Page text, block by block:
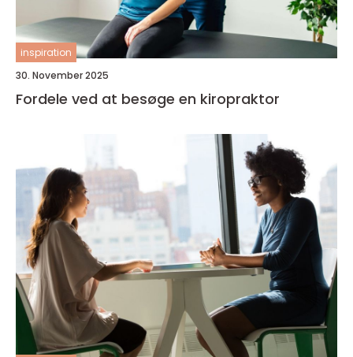
inspiration
30. November 2025
Fordele ved at besøge en kiropraktor